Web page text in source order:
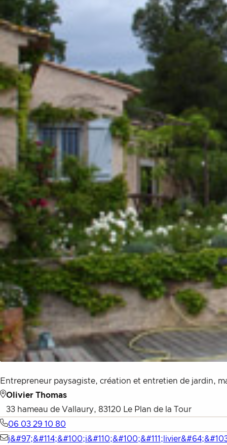
Entrepreneur paysagiste, création et entretien de jardin,
Olivier Thomas
33 hameau de Vallaury, 83120 Le Plan de la Tour
06 03 29 10 80